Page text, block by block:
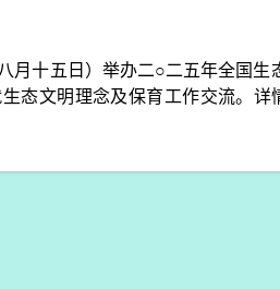
月十五日）举办二○二五年全国
态文明理念及保育工作交流。详